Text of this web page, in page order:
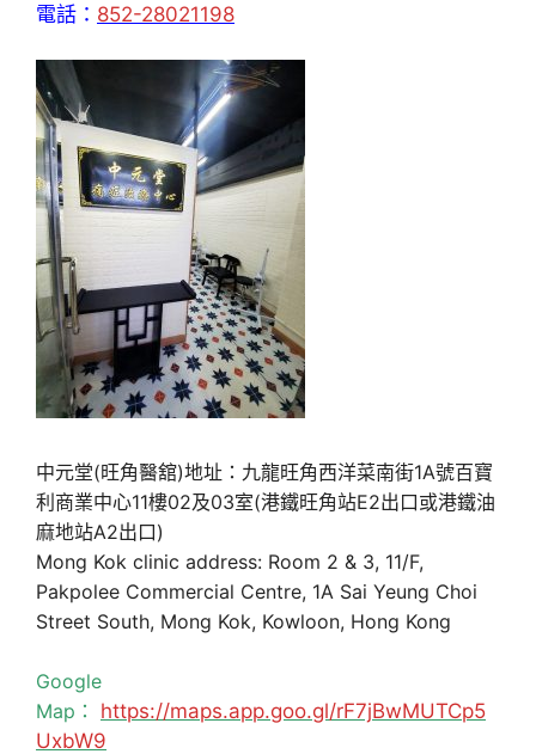
電話： 852-28021198
中元堂(旺角醫舘)地址：九龍旺角西洋菜南街1A號百寶
利商業中心11樓02及03室(港鐵旺角站E2出口或港鐵油
麻地站A2出口)
Mong Kok clinic address: Room 2 & 3, 11/F,
Pakpolee Commercial Centre, 1A Sai Yeung Choi
Street South, Mong Kok, Kowloon, Hong Kong
Google
Map： https://maps.app.goo.gl/rF7jBwMUTCp5
UxbW9